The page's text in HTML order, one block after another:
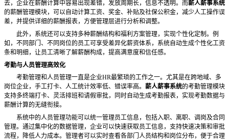
去，企业在薪酬计算中容易出现差错，发放周期长，信息不透明。而薪人薪事系统
的薪酬管理模块，可以自动计算工资、奖金、补贴及社保公积金，减少人工操作误
差，并提供详细的薪酬报表，方便管理层进行分析和调整。
此外，系统还可以支持多种薪酬结构和福利方案管理，实现个性化定制。例
如，不同部门、不同岗位的员工可享受差异化薪资体系，系统自动生成个性化工资
条和明细，让员工清晰了解薪酬构成，提高满意度和信任感。
考勤与人员管理高效化
考勤管理和人员管理一直是企业HR最繁琐的工作之一。尤其是在跨地域、多
岗位企业，手工打卡、人工统计效率低、错误率高。 薪人薪事系统的考勤管理模块
支持多终端打卡、灵活排班和请假审批，同时自动生成考勤报表，实现考勤数据与
薪酬计算的无缝衔接。
系统中的人员管理功能可以统一管理员工信息，包括入职、离职、调岗及合同
管理。通过集中化的数据管理，企业可以快速获取员工信息，支持快速决策和审批
流程，降低人力成本。管理者可以实时查看各部门人员结构和岗位分布，便于合理